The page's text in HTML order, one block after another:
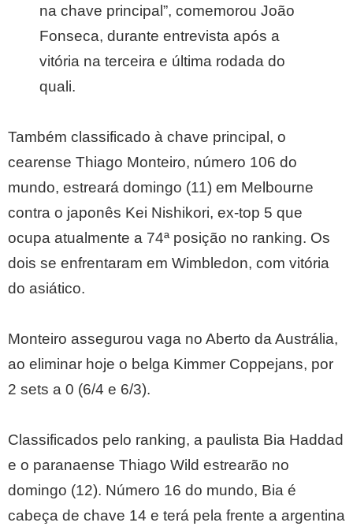
na chave principal”, comemorou João
Fonseca, durante entrevista após a
vitória na terceira e última rodada do
quali.
Também classificado à chave principal, o
cearense Thiago Monteiro, número 106 do
mundo, estreará domingo (11) em Melbourne
contra o japonês Kei Nishikori, ex-top 5 que
ocupa atualmente a 74ª posição no ranking. Os
dois se enfrentaram em Wimbledon, com vitória
do asiático.
Monteiro assegurou vaga no Aberto da Austrália,
ao eliminar hoje o belga Kimmer Coppejans, por
2 sets a 0 (6/4 e 6/3).
Classificados pelo ranking, a paulista Bia Haddad
e o paranaense Thiago Wild estrearão no
domingo (12). Número 16 do mundo, Bia é
cabeça de chave 14 e terá pela frente a argentina